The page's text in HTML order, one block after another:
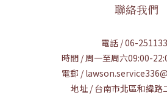
聯絡我們
電話 / 06-
時間 / 周一至周六09:00-
電郵 /
地址 / 台南市北區和緯路